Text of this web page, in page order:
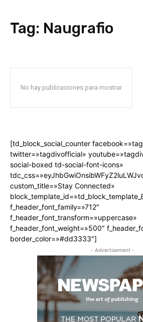
Tag: Naugrafio
No hay publicaciones para mostrar
[td_block_social_counter
twitter=»tagdivofficial»
social-boxed td-social-font-icons»
custom_title=»Stay Connected»
f_header_font_family=»712″
f_header_font_transform=»uppercase»
f_header_font_weight=»500″
border_color=»#dd3333″]
- Advertisement -